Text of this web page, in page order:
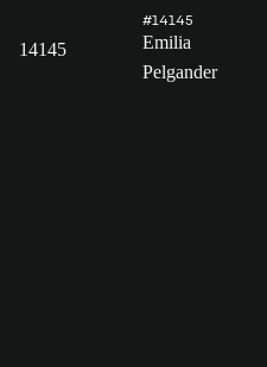
14145
#14145
Emilia
Pelgander